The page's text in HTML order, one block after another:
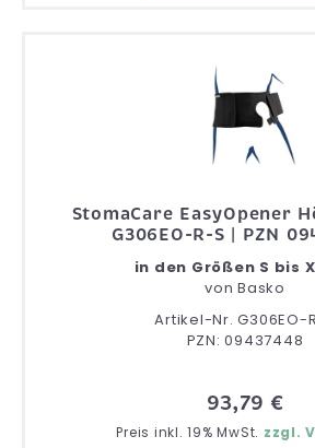
StomaCare EasyOpener
G306EO-R-S | PZN
in den Größen S bis
vonBasko
Artikel-Nr. G306EO-
PZN: 09437448
93,79 €
Preis inkl. 19% MwSt. zzgl.